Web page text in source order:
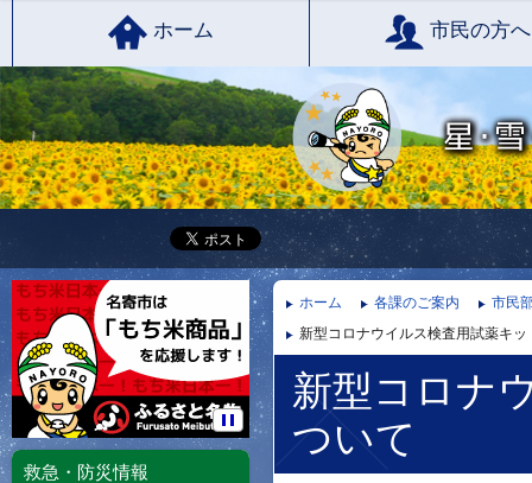
ホーム 市民の方へ
ホーム 各課のご案内 市民
新型コロナウイルス検査用試薬キッ
新型コロナ
ついて
停
救急・防災情報